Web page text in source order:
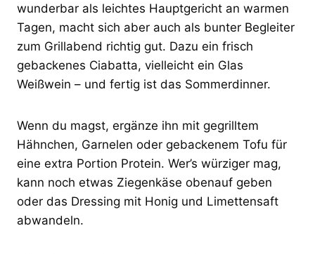
wunderbar als leichtes Hauptgericht an warmen
Tagen, macht sich aber auch als bunter Begleiter
zum Grillabend richtig gut. Dazu ein frisch
gebackenes Ciabatta, vielleicht ein Glas
Weißwein – und fertig ist das Sommerdinner.
Wenn du magst, ergänze ihn mit gegrilltem
Hähnchen, Garnelen oder gebackenem Tofu für
eine extra Portion Protein. Wer’s würziger mag,
kann noch etwas Ziegenkäse obenauf geben
oder das Dressing mit Honig und Limettensaft
abwandeln.